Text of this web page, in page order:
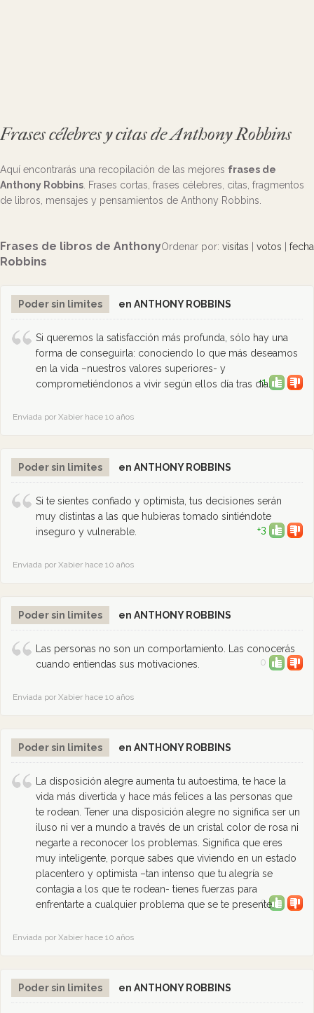
Frases célebres y citas de Anthony Robbins
Aquí encontrarás una recopilación de las mejores frases de
Anthony Robbins . Frases cortas, frases célebres, citas, fragmentos
de libros, mensajes y pensamientos de Anthony Robbins.
Ordenar por: visitas votos fecha
Frases de libros de Anthony
Robbins
Poder sin limites en ANTHONY ROBBINS
Si queremos la satisfacción más profunda, sólo hay una
forma de conseguirla: conociendo lo que más deseamos
en la vida –nuestros valores superiores- y
comprometiéndonos a vivir según ellos día tras día.
+1
Enviada por Xabier hace 10 años
Poder sin limites en ANTHONY ROBBINS
Si te sientes confiado y optimista, tus decisiones serán
muy distintas a las que hubieras tomado sintiéndote
inseguro y vulnerable.
+3
Enviada por Xabier hace 10 años
Poder sin limites en ANTHONY ROBBINS
Las personas no son un comportamiento. Las conocerás
cuando entiendas sus motivaciones.
0
Enviada por Xabier hace 10 años
Poder sin limites en ANTHONY ROBBINS
La disposición alegre aumenta tu autoestima, te hace la
vida más divertida y hace más felices a las personas que
te rodean. Tener una disposición alegre no significa ser un
iluso ni ver a mundo a través de un cristal color de rosa ni
negarte a reconocer los problemas. Significa que eres
muy inteligente, porque sabes que viviendo en un estado
placentero y optimista –tan intenso que tu alegría se
contagia a los que te rodean- tienes fuerzas para
enfrentarte a cualquier problema que se te presente.
0
Enviada por Xabier hace 10 años
Poder sin limites en ANTHONY ROBBINS